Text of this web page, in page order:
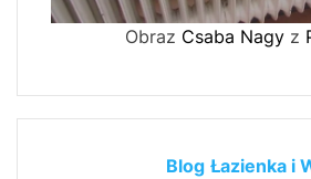
Obraz Csaba Nagyz
Blog Łazienka i